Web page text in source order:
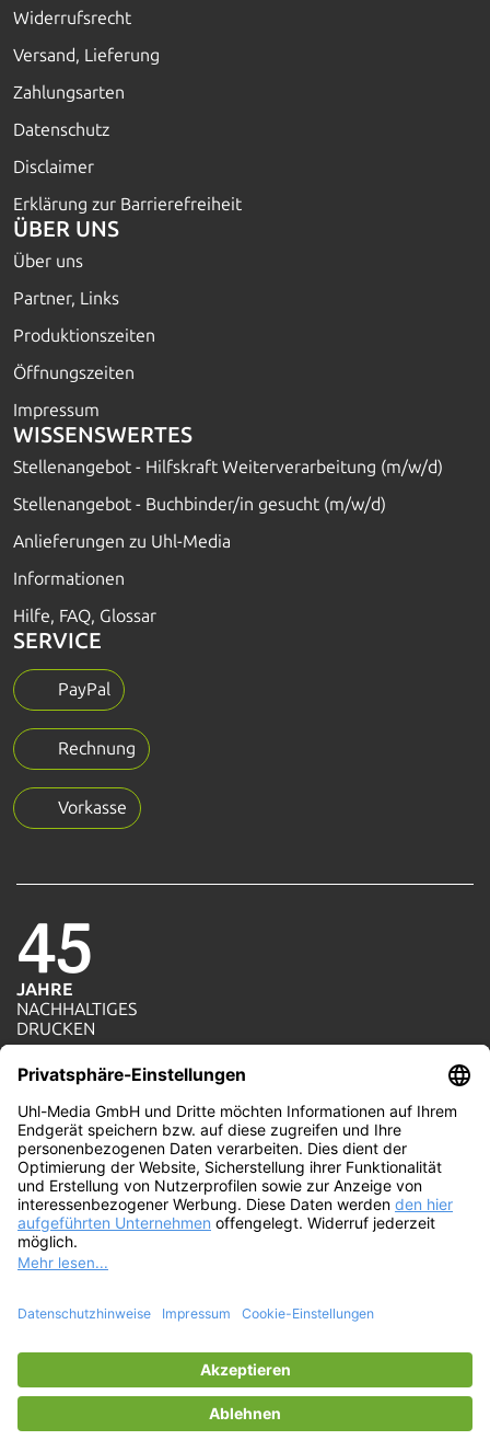
Widerrufsrecht
Versand, Lieferung
Zahlungsarten
Datenschutz
Disclaimer
Erklärung zur Barrierefreiheit
ÜBER UNS
Über uns
Partner, Links
Produktionszeiten
Öffnungszeiten
Impressum
WISSENSWERTES
Stellenangebot - Hilfskraft Weiterverarbeitung (m/w/d)
Stellenangebot - Buchbinder/in gesucht (m/w/d)
Anlieferungen zu Uhl-Media
Informationen
Hilfe, FAQ, Glossar
SERVICE
PayPal
Rechnung
Vorkasse
45
JAHRE
NACHHALTIGES
DRUCKEN
1=1
AKTION
JE AUFTRAG WIRD
EIN BAUM GEPFLANZT
100%
WIR
PRODUZIEREN MIT
© Uhl-Media GmbH. Die umweltfreundliche
Online-Druckerei mit persönlichem Service und
ISO-Druckqualität. Wir drucken ökologisch und